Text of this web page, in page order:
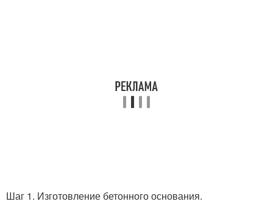
Шаг 1. Изготовление бетонного основания.